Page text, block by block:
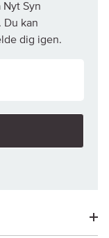
Nyt Syn
Du kan
dig igen.